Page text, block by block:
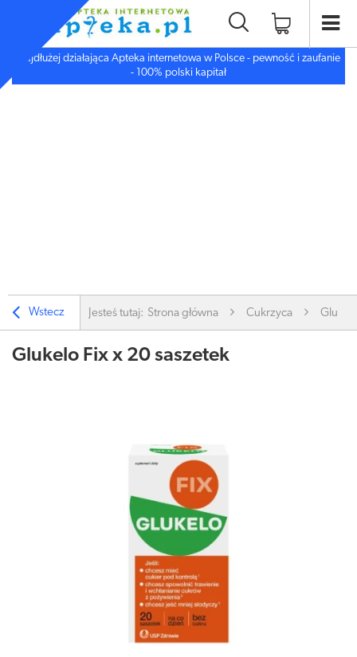
Najdłużej działająca Apteka internetowa w Polsce - pewność i zaufanie
- 100% polski kapitał
Wstecz Jesteś tutaj: Strona główna Cukrzyca
Glukelo Fix x 20 saszetek